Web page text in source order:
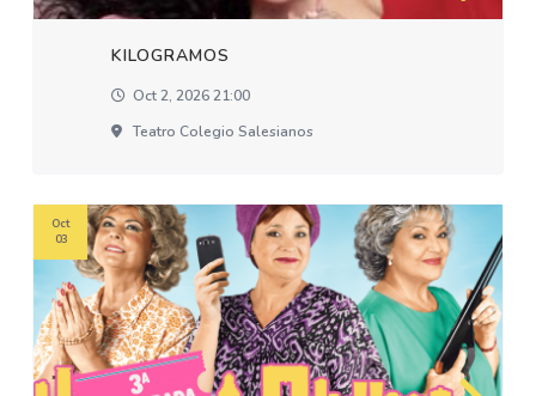
KILOGRAMOS
Oct 2, 2026 21:00
Teatro Colegio Salesianos
Oct
03